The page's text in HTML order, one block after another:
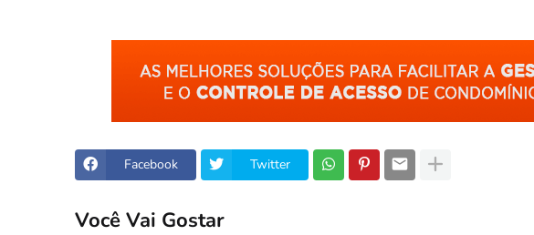
Facebook Twitter
Você Vai Gostar